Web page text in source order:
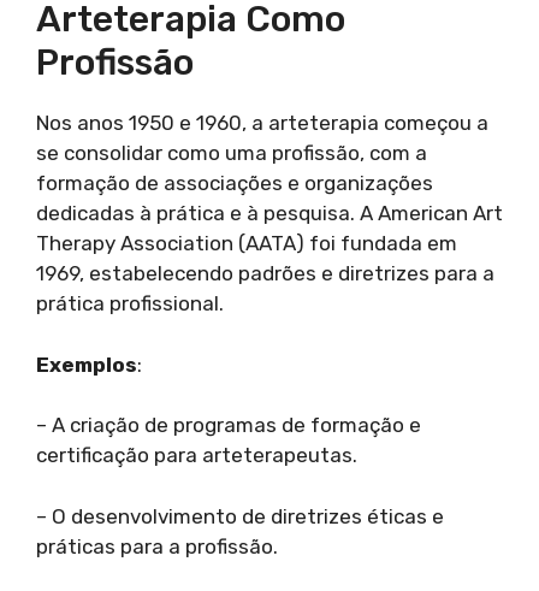
Arteterapia Como
Profissão
Nos anos 1950 e 1960, a arteterapia começou a
se consolidar como uma profissão, com a
formação de associações e organizações
dedicadas à prática e à pesquisa. A American Art
Therapy Association (AATA) foi fundada em
1969, estabelecendo padrões e diretrizes para a
prática profissional.
Exemplos:
– A criação de programas de formação e
certificação para arteterapeutas.
– O desenvolvimento de diretrizes éticas e
práticas para a profissão.